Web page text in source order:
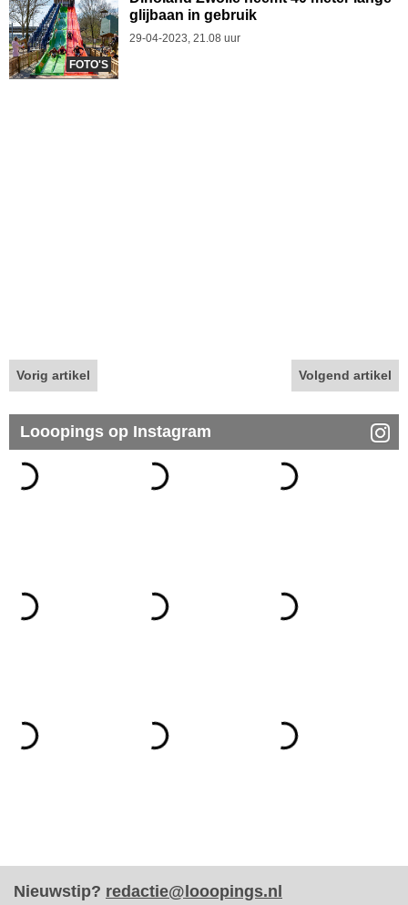
FOTO'S
glijbaan in gebruik
29-04-2023, 21.08 uur
Vorig artikel Volgend artikel
Looopings op Instagram
Nieuwstip? redactie@looopings.nl